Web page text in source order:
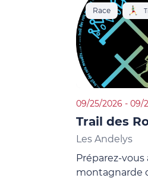
Race
09/25/2026 - 09/
Trail des
Les Andelys
Préparez-vous
montagnarde